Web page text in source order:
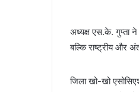
अध्यक्ष एस.के. गुप्ता ने
बल्कि राष्ट्रीय और
जिला खो-खो